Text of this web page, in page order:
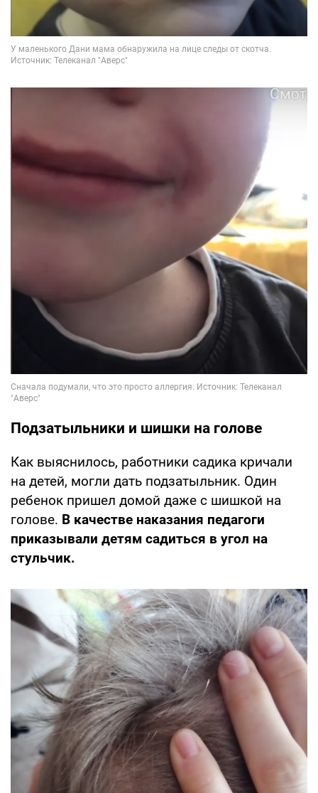
Подзатыльники и шишки на голове
Как выяснилось, работники садика кричали
на детей, могли дать подзатыльник. Один
ребенок пришел домой даже с шишкой на
голове. В качестве наказания педагоги
приказывали детям садиться в угол на
стульчик.